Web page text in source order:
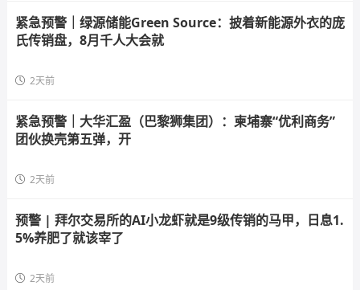
紧急预警｜绿源储能Green Source：披着新能源外衣的庞
氏传销盘，8月千人大会就
2天前
紧急预警｜大华汇盈（巴黎狮集团）：柬埔寨“优利商务”
团伙换壳第五弹，开
2天前
预警 | 拜尔交易所的AI小龙虾就是9级传销的马甲，日息1.
5%养肥了就该宰了
2天前